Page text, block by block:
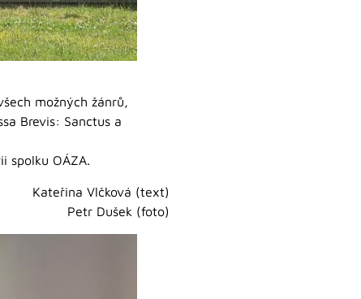
možných žánrů,
Brevis: Sanctus a
spolku OÁZA.
Kateřina Vlčková (text)
Petr Dušek (foto)